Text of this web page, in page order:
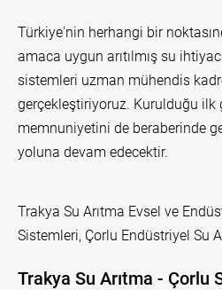
Türkiye'nin herhangi bir
amaca uygun arıtılmış su
sistemleri uzman mühendis
gerçekleştiriyoruz. Kurulduğu
memnuniyetini de beraberinde
yoluna devam edecektir.
Trakya Su Arıtma Evsel ve
Sistemleri, Çorlu Endüstriyel Su
Trakya Su Arıtma - Çorlu